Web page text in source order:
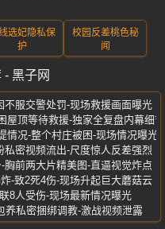
选妃隐私保
护
校园反差桃色秘
闻
黑子网
服交警处罚-现场救援画面曝光
顶等待救援-独家全复盘内幕细节
情况-整个村庄被困-现场情况曝光
密视频流出-尺度惊人反差强烈
前两大片精美图-直逼视觉炸点
-致2死4伤-现场升起巨大蘑菇云
8人受伤-现场最新情况曝光
养私密捆绑调教-激战视频泄露